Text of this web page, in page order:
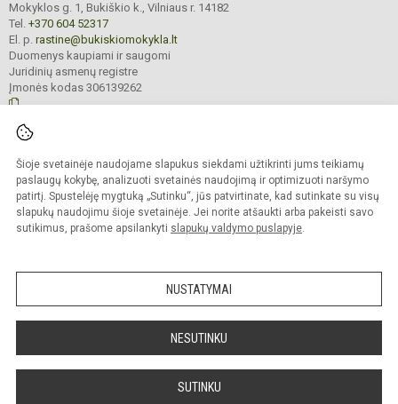
Šioje svetainėje naudojame slapukus siekdami užtikrinti jums teikiamų
paslaugų kokybę, analizuoti svetainės naudojimą ir optimizuoti naršymo
patirtį. Spustelėję mygtuką „Sutinku“, jūs patvirtinate, kad sutinkate su visų
slapukų naudojimu šioje svetainėje. Jei norite atšaukti arba pakeisti savo
sutikimus, prašome apsilankyti slapukų valdymo puslapyje.
NUSTATYMAI
NESUTINKU
SUTINKU
Mokyklos g. 1, Bukiškio k., Vilniaus r. 14182
Tel. +370 604 52317
El. p. rastine@bukiskiomokykla.lt
Duomenys kaupiami ir saugomi
Juridinių asmenų registre
Įmonės kodas 306139262
Kopijuoti turinį be raštiško Bukiškio pagrindinės mokyklos administracijos
sutikimo griežtai draudžiama.
Prieinamumo paraiška Slapukų valdymas
Sumanus būdas atnaujinti